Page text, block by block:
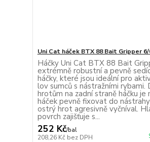
Uni Cat háček BTX 88 Bait Gripper 6/
Háčky Uni Cat BTX 88 Bait
extrémně robustní a pevně
háčky, které jsou ideální pro
lov sumců s nástražními rybami.
hrotům na zadní straně háčku je
háček pevně fixovat do
ostrý hrot agresivně vyčníval.
povrch zajišťuje s...
252 Kč/bal
208,26 Kč bez DPH